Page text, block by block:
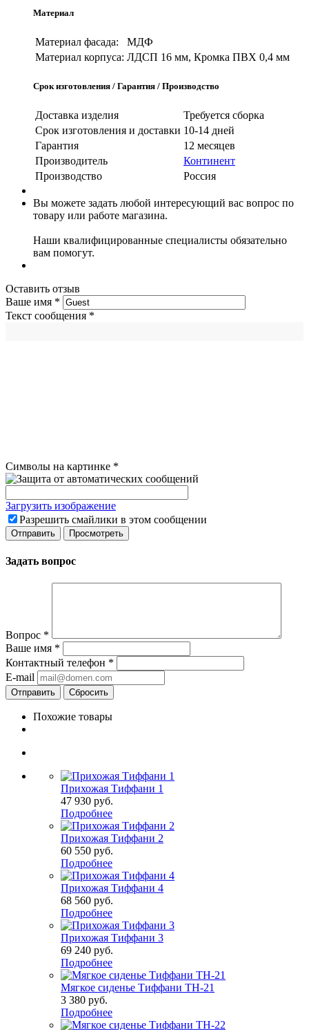
Материал
Материал фасада:
МДФ
Материал корпуса: ЛДСП 16 мм, Кромка ПВХ 0,4 мм
Срок изготовления / Гарантия / Производство
Доставка изделия
Требуется сборка
Срок изготовления и доставки 10-14 дней
Гарантия
12 месяцев
Производитель
Континент
Производство
Россия
Вы можете задать любой интересующий вас вопрос по
товару или работе магазина.
Наши квалифицированные специалисты обязательно
вам помогут.
Оставить отзыв
Ваше имя *
Текст сообщения *
Символы на картинке *
Загрузить изображение
Разрешить смайлики в этом сообщении
Задать вопрос
Вопрос *
Ваше имя *
Контактный телефон *
E-mail
Сбросить
Похожие товары
Прихожая Тиффани 1
47 930 руб.
Подробнее
Прихожая Тиффани 2
60 550 руб.
Подробнее
Прихожая Тиффани 4
68 560 руб.
Подробнее
Прихожая Тиффани 3
69 240 руб.
Подробнее
Мягкое сиденье Тиффани ТН-21
3 380 руб.
Подробнее